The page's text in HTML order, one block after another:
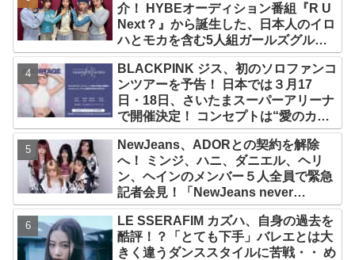
介！ HYBEオーディション番組『R U
Next？』から誕生した、日本人のイロ
ハとモカを含む5人組ガールズグルー
プ！ デビュー曲「Magnetic」がいき
なりの大ヒット
BLACKPINK ジス、初のソロファンコ
ンツアーを予告！ 日本では３月17
日・18日、さいたまスーパーアリーナ
で開催決定！ コンセプトは“愛のカケ
ラ”！？ 14日には新アルバム
『AMORTAGE』もリリース
NewJeans、ADORとの契約を解除
へ！ ミンジ、ハニ、ダニエル、ヘリ
ン、ヘインのメンバー５人全員で緊急
記者会見！「NewJeans never
dies!」と微笑みの宣言！ ADOR側、
2029年まで契約有効と主張
LE SSERAFIM カズハ、自身の過去を
酷評！？「とても下手」バレエとは大
きく違うダンススタイルに苦戦・・ め